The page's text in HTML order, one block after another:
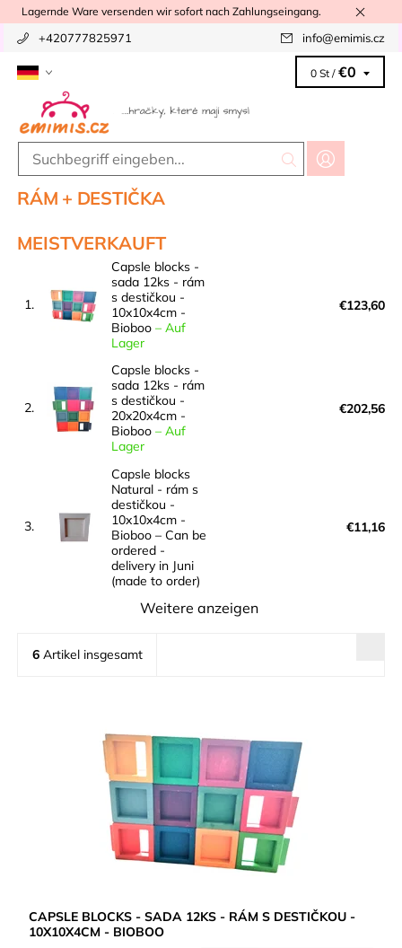
Lagernde Ware versenden wir sofort nach Zahlungseingang.
+420777825971 info@emimis.cz
0 St / €0
RÁM + DESTIČKA
MEISTVERKAUFT
1.
Capsle blocks -
sada 12ks - rám
s destičkou -
10x10x4cm -
Bioboo – Auf
Lager
€123,60
2.
Capsle blocks -
sada 12ks - rám
s destičkou -
20x20x4cm -
Bioboo – Auf
Lager
€202,56
3.
Capsle blocks
Natural - rám s
destičkou -
10x10x4cm -
Bioboo – Can be
ordered -
delivery in Juni
(made to order)
€11,16
Weitere anzeigen
6 Artikel insgesamt
CAPSLE BLOCKS - SADA 12KS - RÁM S DESTIČKOU -
10X10X4CM - BIOBOO